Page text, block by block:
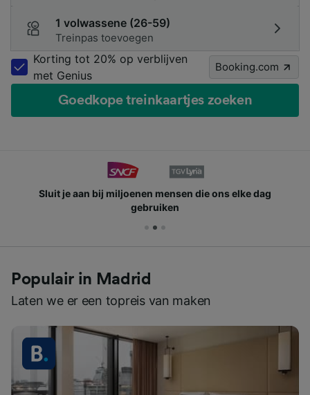
1 volwassene (26-59)
Treinpas toevoegen
Korting tot 20% op verblijven
met Genius
Booking.com
Goedkope treinkaartjes zoeken
Sluit je aan bij miljoenen mensen die ons elke dag
gebruiken
Populair in Madrid
Laten we er een topreis van maken